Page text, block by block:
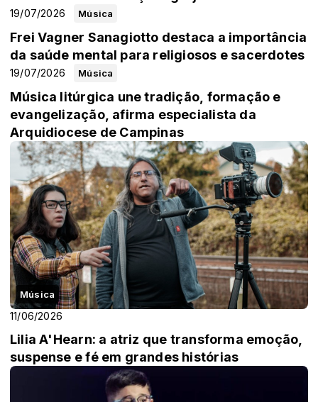
Música
19/07/2026
Frei Vagner Sanagiotto destaca a importância
da saúde mental para religiosos e sacerdotes
Música
19/07/2026
Música litúrgica une tradição, formação e
evangelização, afirma especialista da
Arquidiocese de Campinas
Música
11/06/2026
Lilia A'Hearn: a atriz que transforma emoção,
suspense e fé em grandes histórias